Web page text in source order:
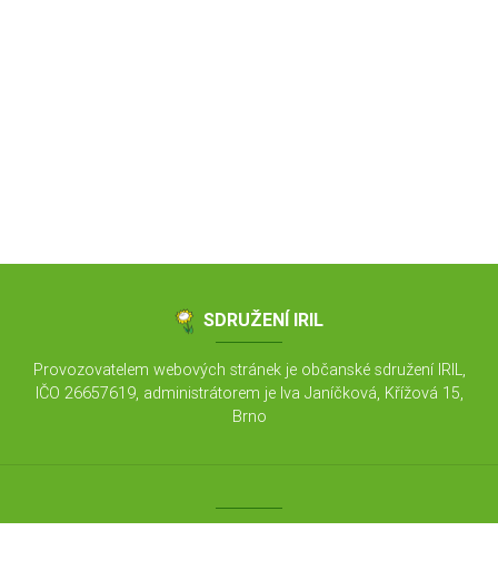
SDRUŽENÍ IRIL
Provozovatelem webových stránek je občanské sdružení IRIL,
IČO 26657619, administrátorem je Iva Janíčková, Křížová 15,
Brno